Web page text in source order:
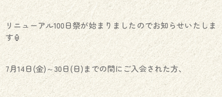
リニューアル100日祭が始まりましたのでお知らせいたしま
す🏮
7月14日(金)～30日(日)までの間にご入会された方、